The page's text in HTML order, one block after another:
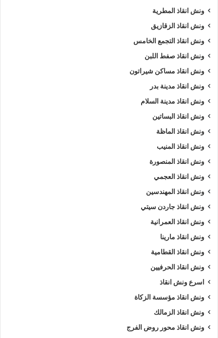
ونش انقاذ المطرية
ونش انقاذ الزقازيق
ونش انقاذ التجمع الخامس
ونش انقاذ صفط اللبن
ونش انقاذ مساكن شيراتون
ونش انقاذ مدينة بدر
ونش انقاذ مدينة السلام
ونش انقاذ البساتين
ونش انقاذ الماظة
ونش انقاذ المنيب
ونش انقاذ المنصورة
ونش انقاذ العجمي
ونش انقاذ المهندسين
ونش انقاذ جاردن سيتي
ونش انقاذ العمرانية
ونش انقاذ مارينا
ونش انقاذ القطامية
ونش انقاذ الحرفيين
اسرع ونش انقاذ
ونش انقاذ مؤسسة الزكاة
ونش انقاذ الزمالك
ونش انقاذ محور روض الفرج